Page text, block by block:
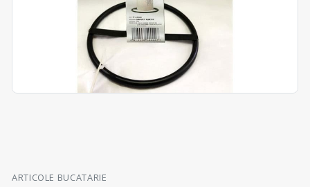
ARTICOLE BUCATARIE